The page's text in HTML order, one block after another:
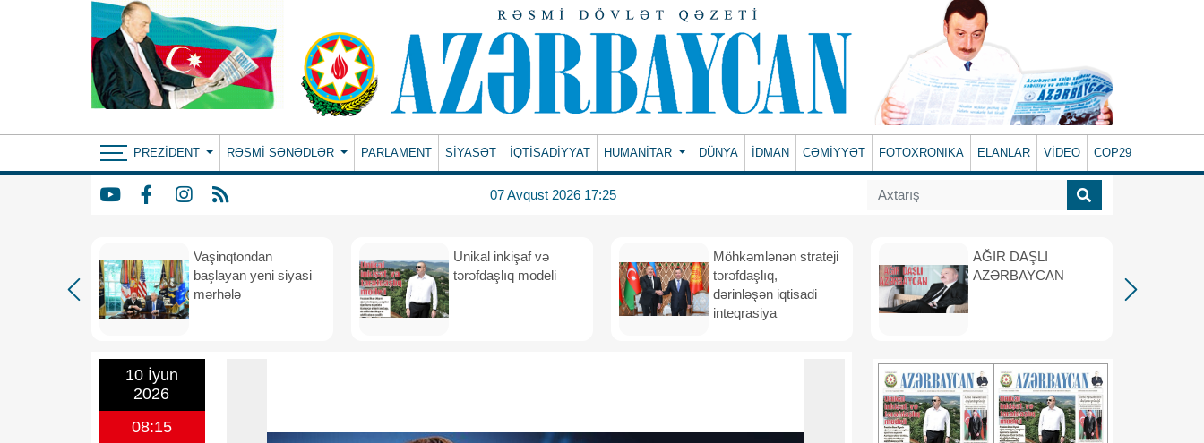
PREZIDENT RƏSMI SƏNƏDLƏR PARLAMENT SİYASƏT İQTİSADİYYAT HUMANITAR DÜNYA İDMAN CƏMİYYƏT FOTOXRONIKA ELANLAR VİDEO COP29
07 Avqust 2026 17:25
Vaşinqtondan
başlayan yeni siyasi
mərhələ
Unikal inkişaf və
tərəfdaşlıq modeli
Möhkəmlənən strateji
tərəfdaşlıq,
dərinləşən iqtisadi
inteqrasiya
AĞIR DAŞLI
AZƏRBAYCAN
10 İyun
2026
08:15